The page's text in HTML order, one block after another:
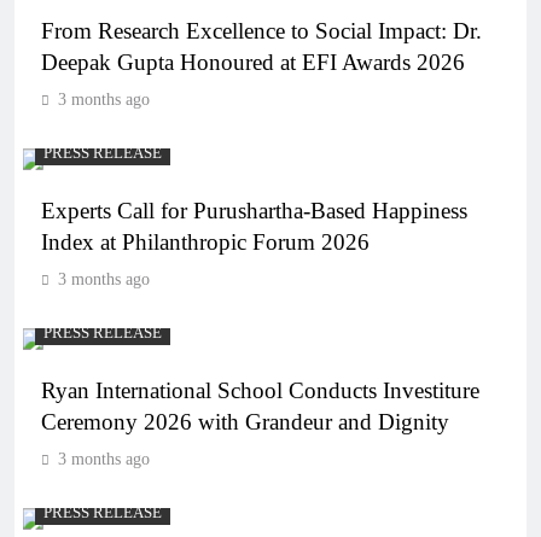
From Research Excellence to Social Impact: Dr.
Deepak Gupta Honoured at EFI Awards 2026
3 months ago
PRESS RELEASE
Experts Call for Purushartha-Based Happiness
Index at Philanthropic Forum 2026
3 months ago
PRESS RELEASE
Ryan International School Conducts Investiture
Ceremony 2026 with Grandeur and Dignity
3 months ago
PRESS RELEASE